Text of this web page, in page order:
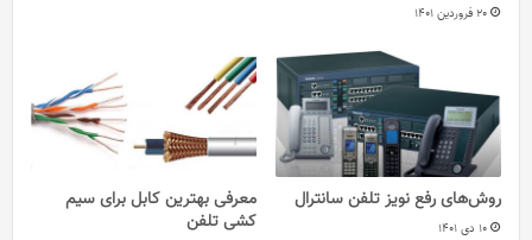
20 فروردین 1401
روش‌های رفع نویز تلفن سانترال
10 دی 1401
معرفی بهترین کابل برای سیم
کشی تلفن